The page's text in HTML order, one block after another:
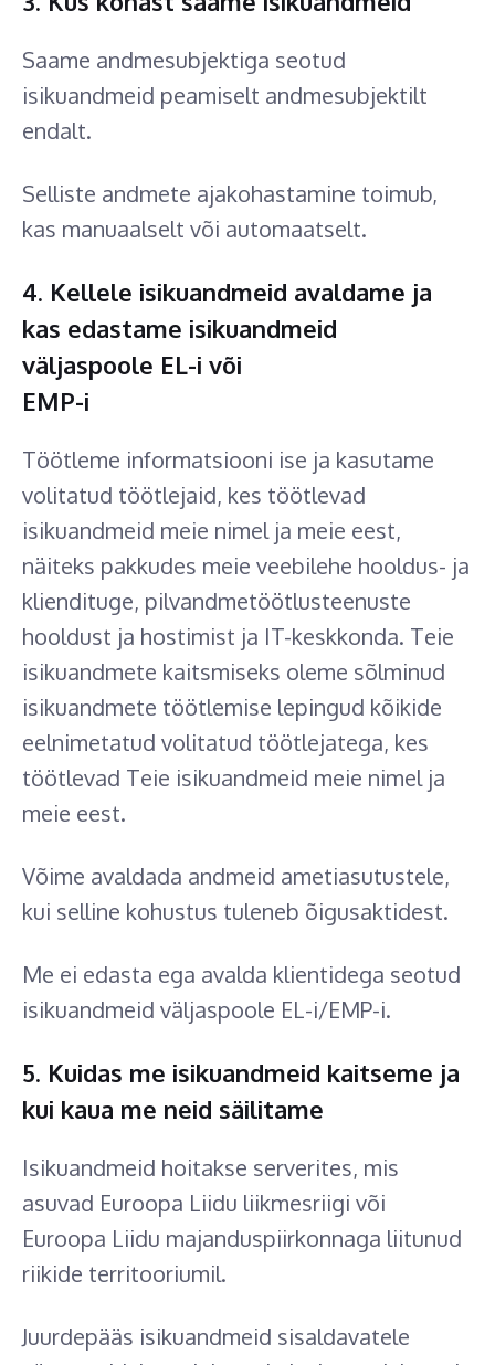
Saame andmesubjektiga seotud
isikuandmeid peamiselt andmesubjektilt
endalt.
Selliste andmete ajakohastamine toimub,
kas manuaalselt või automaatselt.
4. Kellele isikuandmeid avaldame ja
kas edastame isikuandmeid
väljaspoole EL-i või
EMP-i
Töötleme informatsiooni ise ja kasutame
volitatud töötlejaid, kes töötlevad
isikuandmeid meie nimel ja meie eest,
näiteks pakkudes meie veebilehe hooldus- ja
kliendituge, pilvandmetöötlusteenuste
hooldust ja hostimist ja IT-keskkonda. Teie
isikuandmete kaitsmiseks oleme sõlminud
isikuandmete töötlemise lepingud kõikide
eelnimetatud volitatud töötlejatega, kes
töötlevad Teie isikuandmeid meie nimel ja
meie eest.
Võime avaldada andmeid ametiasutustele,
kui selline kohustus tuleneb õigusaktidest.
Me ei edasta ega avalda klientidega seotud
isikuandmeid väljaspoole EL-i/EMP-i.
5. Kuidas me isikuandmeid kaitseme ja
kui kaua me neid säilitame
Isikuandmeid hoitakse serverites, mis
asuvad Euroopa Liidu liikmesriigi või
Euroopa Liidu majanduspiirkonnaga liitunud
riikide territooriumil.
Juurdepääs isikuandmeid sisaldavatele